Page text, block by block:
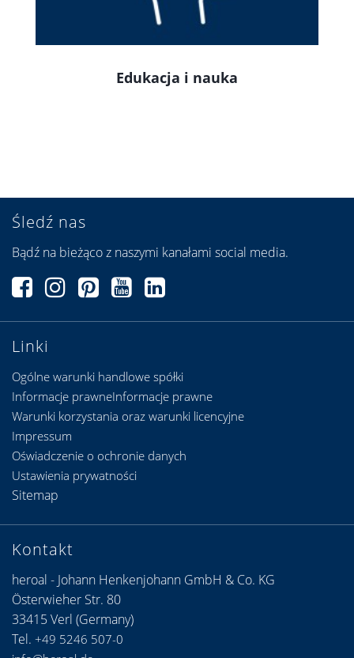
Edukacja i nauka
Linki
Ogólne warunki handlowe spółki
Informacje prawneInformacje prawne
Warunki korzystania oraz warunki licencyjne
Śledź nas
Bądź na bieżąco z naszymi kanałami social media.
Kontakt
heroal - Johann Henkenjohann GmbH & Co. KG
Österwieher Str. 80
33415 Verl (Germany)
Tel. +49 5246 507-0
Impressum
Oświadczenie o ochronie danych
Ustawienia prywatności
Sitemap